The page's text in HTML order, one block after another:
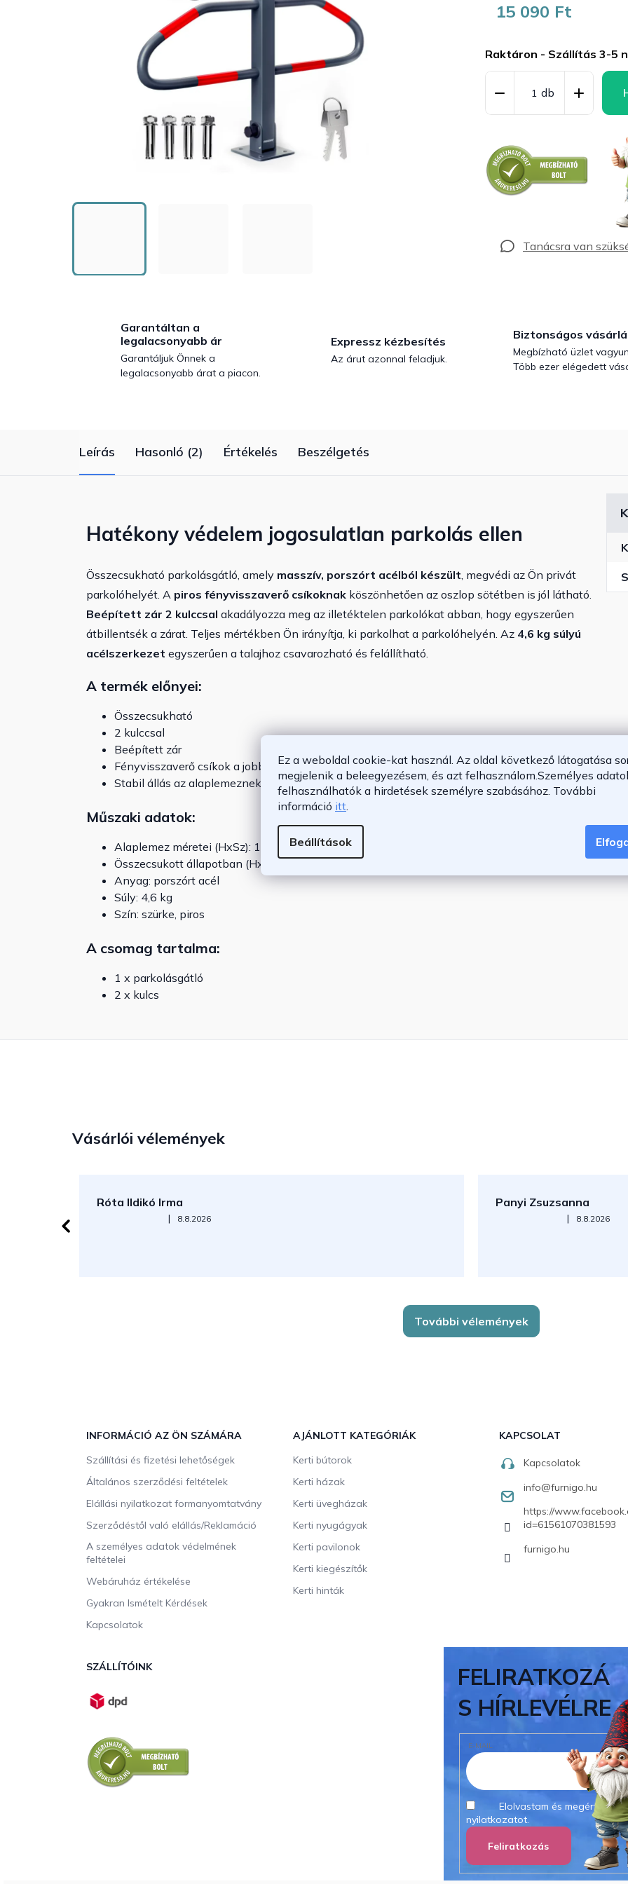
Ez a weboldal cookie-kat használ. Az oldal következő látogatása
megjelenik a beleegyezésem, és azt felhasználom. Személyes
felhasználhatók a hirdetések személyre szabásához. További
információ itt
Beállítások
15 090 Ft
Raktáron - Szállítás 3-5
Garantáltan a
legalacsonyabb ár
Garantáljuk Önnek a
legalacsonyabb árat a piacon.
Expressz kézbesítés
Az árut azonnal feladjuk.
Biztonságos
Megbízható üzlet
Több ezer elégedett
Leírás Hasonló (2) Értékelés Beszélgetés
Hatékony védelem jogosulatlan parkolás ellen
Összecsukható parkolásgátló, amely masszív, porszórt acélból készült, megvédi az Ön privát
parkolóhelyét. A piros fényvisszaverő csíkoknak köszönhetően az oszlop sötétben is jól látható.
Beépített zár 2 kulccsal akadályozza meg az illetéktelen parkolókat abban, hogy egyszerűen
átbillentsék a zárat. Teljes mértékben Ön irányítja, ki parkolhat a parkolóhelyén. Az 4,6 kg súlyú
acélszerkezet egyszerűen a talajhoz csavarozható és felállítható.
A termék előnyei:
Összecsukható
2 kulccsal
Beépített zár
Fényvisszaverő csíkok a jobb láthatóságért
Stabil állás az alaplemeznek köszönhetően
Műszaki adatok:
Alaplemez méretei (HxSz): 18 x 18 cm
Összecsukott állapotban (HxSzxM): 70 x 18 x 47 cm
Anyag: porszórt acél
Súly: 4,6 kg
Szín: szürke, piros
A csomag tartalma:
1 x parkolásgátló
2 x kulcs
Vásárlói vélemények
Róta Ildikó Irma
Az áruház értékelése 5-ből 5 csillag.
| 8.8.2026
Panyi Zsuzsanna
Az áruház értékelése 5-ből
| 8.8.2026
További vélemények
INFORMÁCIÓ AZ ÖN SZÁMÁRA
Szállítási és fizetési lehetőségek
Általános szerződési feltételek
Elállási nyilatkozat formanyomtatvány
Szerződéstől való elállás/Reklamáció
A személyes adatok védelmének
feltételei
Webáruház értékelése
Gyakran Ismételt Kérdések
Kapcsolatok
AJÁNLOTT KATEGÓRIÁK
Kerti bútorok
Kerti házak
Kerti üvegházak
Kerti nyugágyak
Kerti pavilonok
Kerti kiegészítők
Kerti hinták
KAPCSOLAT
Kapcsolatok
info@furnigo.hu
https://
id=61561070381593
furnigo.hu
SZÁLLÍTÓINK
FELIRATKOZÁ
S HÍRLEVÉLRE
E-MAIL
Elolvastam és
nyilatkozatot.
Feliratkozás